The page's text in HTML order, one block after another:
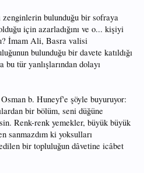
zenginlerin bulunduğu bir sofraya
için azarladığını ve o... kişiyi
İmam Ali, Basra valisi
bulunduğu bir davete katıldığı
bu tür yanlışlarından dolayı
b. Huneyf'e şöyle buyuruyor:
bir bölüm, seni düğüne
Renk-renk yemekler, büyük büyük
sanmazdım ki yoksulları
bir topluluğun dâvetine icâbet